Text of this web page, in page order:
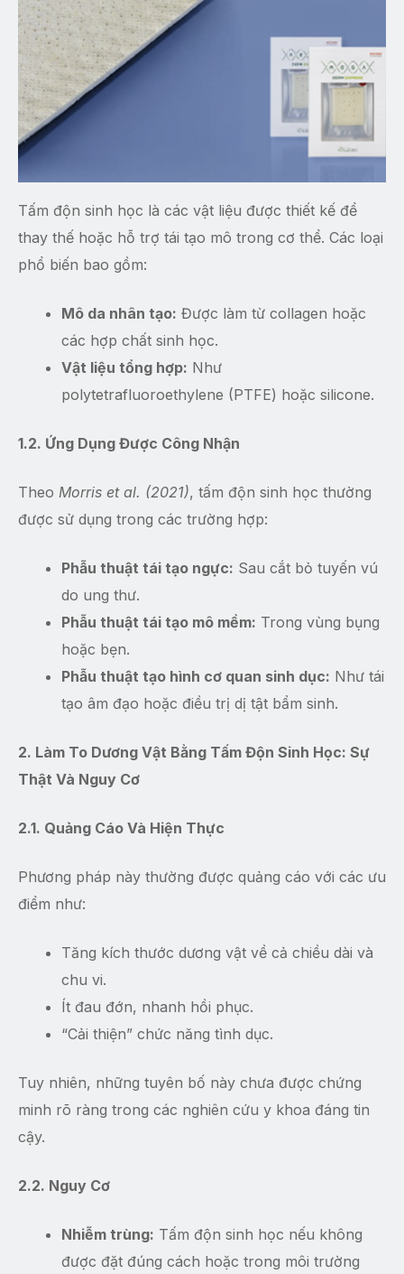
Tấm độn sinh học là các vật liệu được thiết kế để
thay thế hoặc hỗ trợ tái tạo mô trong cơ thể. Các loại
phổ biến bao gồm:
Mô da nhân tạo: Được làm từ collagen hoặc
các hợp chất sinh học.
Vật liệu tổng hợp: Như
polytetrafluoroethylene (PTFE) hoặc silicone.
1.2. Ứng Dụng Được Công Nhận
Theo Morris et al. (2021), tấm độn sinh học thường
được sử dụng trong các trường hợp:
Phẫu thuật tái tạo ngực: Sau cắt bỏ tuyến vú
do ung thư.
Phẫu thuật tái tạo mô mềm: Trong vùng bụng
hoặc bẹn.
Phẫu thuật tạo hình cơ quan sinh dục: Như tái
tạo âm đạo hoặc điều trị dị tật bẩm sinh.
2. Làm To Dương Vật Bằng Tấm Độn Sinh Học: Sự
Thật Và Nguy Cơ
2.1. Quảng Cáo Và Hiện Thực
Phương pháp này thường được quảng cáo với các ưu
điểm như:
Tăng kích thước dương vật về cả chiều dài và
chu vi.
Ít đau đớn, nhanh hồi phục.
“Cải thiện” chức năng tình dục.
Tuy nhiên, những tuyên bố này chưa được chứng
minh rõ ràng trong các nghiên cứu y khoa đáng tin
cậy.
2.2. Nguy Cơ
Nhiễm trùng: Tấm độn sinh học nếu không
được đặt đúng cách hoặc trong môi trường